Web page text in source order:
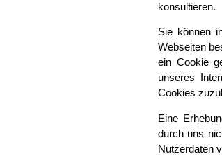
konsultieren.
Sie können
Webseiten
ein Cookie
unseres
Cookies
Eine
durch uns
Nutzerdaten